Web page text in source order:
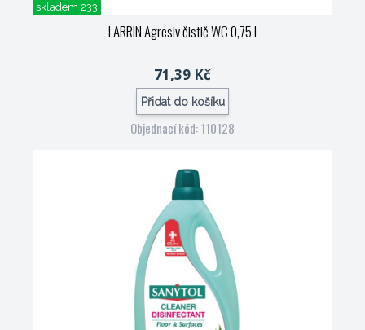
skladem 233
LARRIN Agresiv čistič WC 0,75 l
71,39 Kč
Přidat do košíku
Objednací kód: 110128